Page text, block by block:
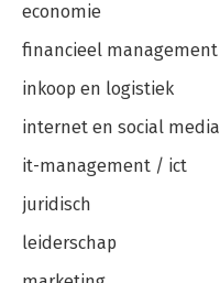
economie
financieel management
inkoop en logistiek
internet en social media
it-management / ict
juridisch
leiderschap